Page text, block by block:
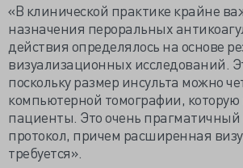
«В клинической практике крайне
назначения пероральных
действия определялось на основе
визуализационных исследований.
поскольку размер инсульта можно
компьютерной томографии, которую
пациенты. Это очень прагматичный
протокол, причем расширенная
требуется».